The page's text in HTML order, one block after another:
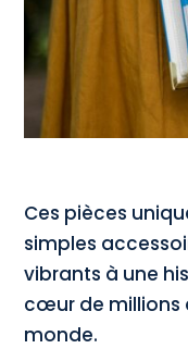
Ces pièces
simples
vibrants à une
cœur de millions
monde.